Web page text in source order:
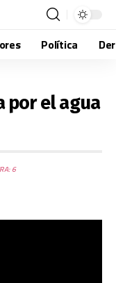
Política
por el agua
6